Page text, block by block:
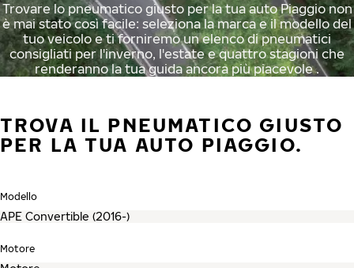
Trovare lo pneumatico giusto per la tua auto Piaggio non
è mai stato così facile: seleziona la marca e il modello del
tuo veicolo e ti forniremo un elenco di pneumatici
consigliati per l'inverno, l'estate e quattro stagioni che
renderanno la tua guida ancora più piacevole .
TROVA IL PNEUMATICO GIUSTO
PER LA TUA AUTO PIAGGIO.
Modello
Motore